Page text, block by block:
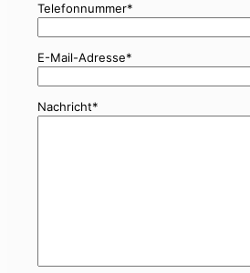
Telefonnummer*
E-Mail-Adresse*
Nachricht*